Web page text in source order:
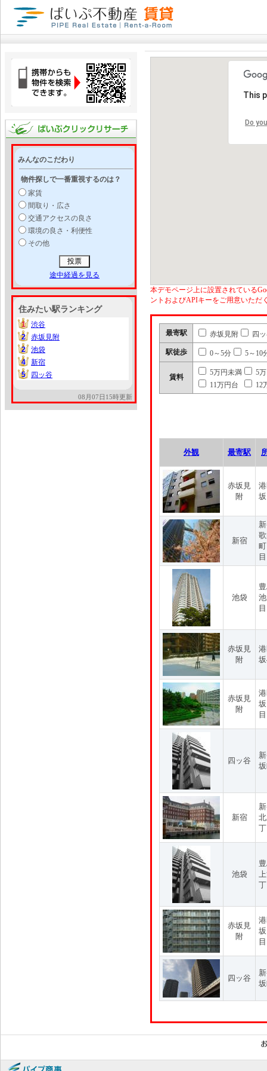
みんなのこだわり
物件探しで一番重視するのは？
家賃
間取り・広さ
交通アクセスの良さ
環境の良さ・利便性
その他
途中経過を見る
住みたい駅ランキング
1
1
渋谷
2
2
赤坂見附
2
2
池袋
4
4
新宿
5
5 四ッ谷
08月07日15時更新
This
Do
本デモページ上に設置されている
ントおよびAPIキーをご用意いただ
最寄駅 赤坂見附 四
駅徒歩 0～5分 5～10
賃料
5万円未満
5
11万円台
12
外観 最寄駅
赤坂見
附
新宿
目
池袋
目
赤坂見
附
赤坂見
附
目
四ッ谷
新宿
池袋
赤坂見
附
目
四ッ谷